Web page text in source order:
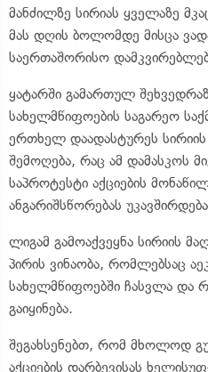
მანძილზე სირიას ყველაზე
მას დღის ბოლომდე მისცა
საერთაშორისო
ყატარში გამართულ
სახელმწიფოების საგარეო
ერთხელ დაადასტურეს სირიის
შემოღება, რაც ამ დამასკოს
საპროტესტი აქციების
ანგარიშსწორებას
ლიგამ გამოაქვეყნა სირიის
პირის ვინაობა, რომლებსაც
სახელმწიფოებში ჩასვლა და
გაიყინება.
შეგახსენებთ, რომ მხოლოდ
აქციების დარბევისას